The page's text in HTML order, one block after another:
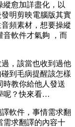
加詳盡化，以
發明剪映電腦版其實
材，想要操縱
件才氣夠 ，而
，該當也收到過他
碰到毛病提醒該怎樣
同時教你給他人發送
？快來看…
件 ，事情需求翻
需求翻譯的內容十